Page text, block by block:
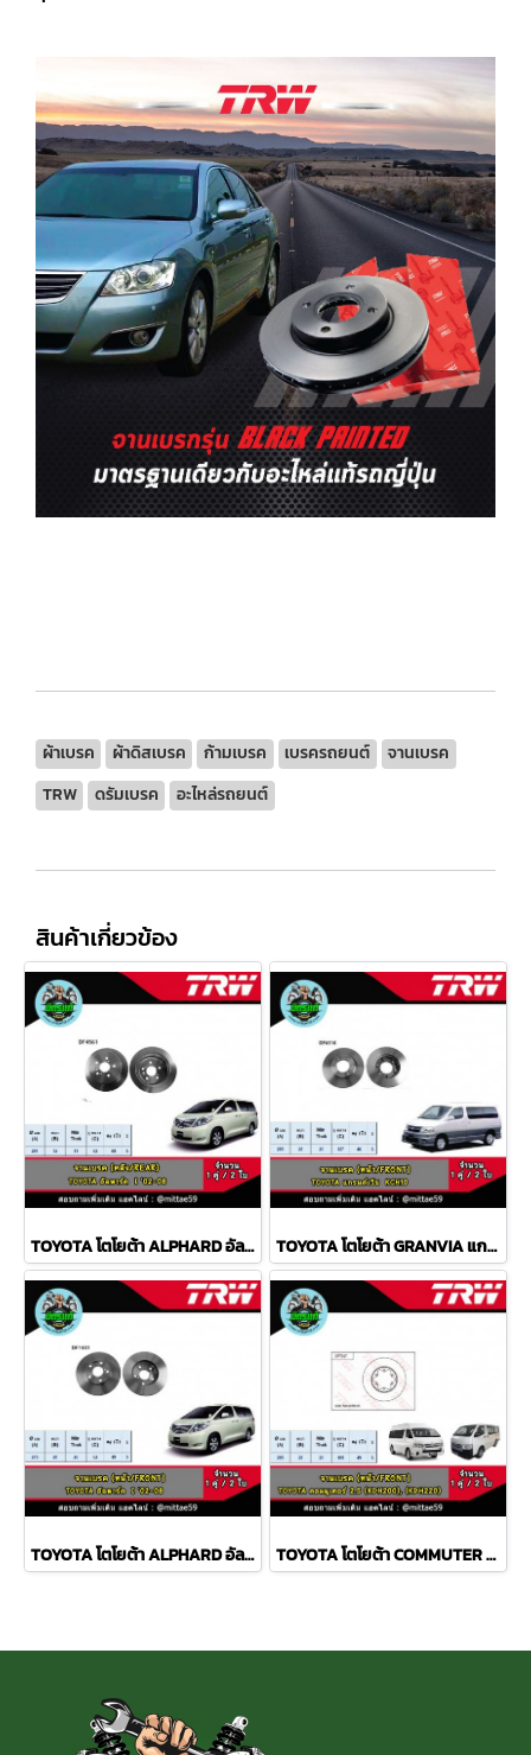
ผ้าเบรค ผ้าดิสเบรค ก้ามเบรค เบรครถยนต์
จานเบรค
TRW
ดรัมเบรค อะไหล่รถยนต์
สินค้าเกี่ยวข้อง
TOYOTA โตโยต้า ALPHARD อัลพาร์ด I '02-08 จานเบรค TRW หลัง TOYOTA โตโยต้า GRANVIA แกรนด์เวีย KCH10 จานเบรค TRW หน้า
TOYOTA โตโยต้า ALPHARD อัลพาร์ด I '02-08 จานเบรค TRW หน้า TOYOTA โตโยต้า COMMUTER คอมมูเตอร์ 2.5, 3.0 จานเบรค TRW หน้า